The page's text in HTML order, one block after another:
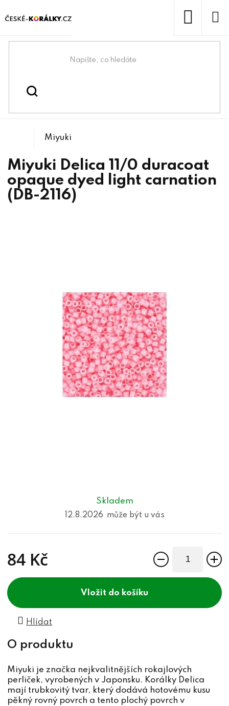
na
Domů
Korálky
Skladem
12.8.2026
84 Kč
do košíku
Hlídat
Miyuki Delica 11/0 duracoat
opaque dyed light carnation
(DB-2116)
Miyuki
Miyuki je značka nejkvalitnějších rokajlových
perliček, vyrobených v Japonsku. Korálky Delica
mají trubkovitý tvar, který dodává hotovému kusu
pěkný rovný povrch a tento plochý povrch v